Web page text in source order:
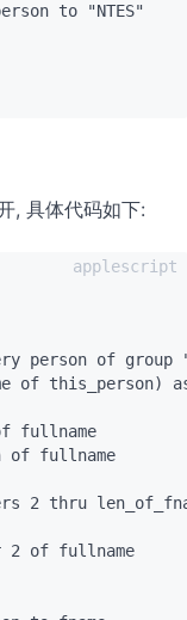
to "NTES"
, 具体代码如下:
person of group
of this_person)
fullname
of fullname
2 thru
2 of fullname